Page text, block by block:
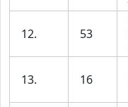
12. 53
13. 16